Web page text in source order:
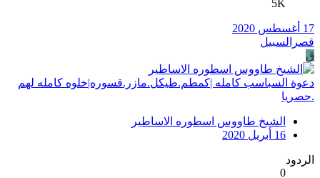
5K
17 أغسطس 2020
قصرالسبيل
ق
دعوة السباسب كامله |كمطم.طيكل.مازر.قسوره|خلوه كامله لهم
.حصريا
الشيخ طاووس اسطوره الاساطير
16 أبريل 2020
الردود
0